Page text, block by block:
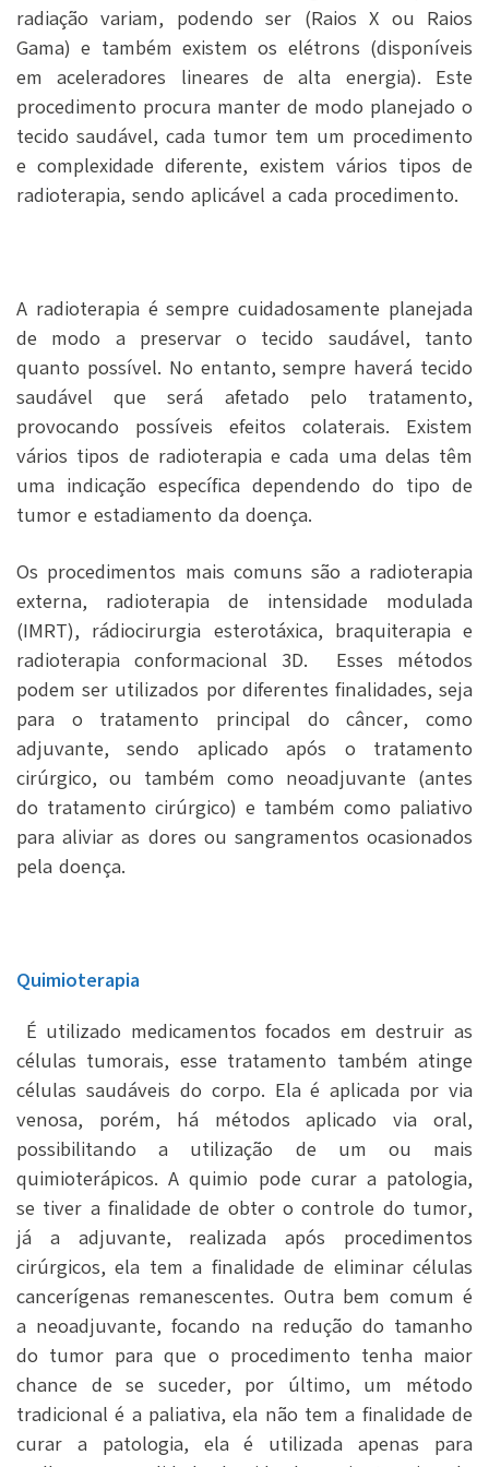
radiação variam, podendo ser (Raios X ou Raios
Gama) e também existem os elétrons (disponíveis
em aceleradores lineares de alta energia). Este
procedimento procura manter de modo planejado o
tecido saudável, cada tumor tem um procedimento
e complexidade diferente, existem vários tipos de
radioterapia, sendo aplicável a cada procedimento.
A radioterapia é sempre cuidadosamente planejada
de modo a preservar o tecido saudável, tanto
quanto possível. No entanto, sempre haverá tecido
saudável que será afetado pelo tratamento,
provocando possíveis efeitos colaterais. Existem
vários tipos de radioterapia e cada uma delas têm
uma indicação específica dependendo do tipo de
tumor e estadiamento da doença.
Os procedimentos mais comuns são a radioterapia
externa, radioterapia de intensidade modulada
(IMRT), rádiocirurgia esterotáxica, braquiterapia e
radioterapia conformacional 3D. Esses métodos
podem ser utilizados por diferentes finalidades, seja
para o tratamento principal do câncer, como
adjuvante, sendo aplicado após o tratamento
cirúrgico, ou também como neoadjuvante (antes
do tratamento cirúrgico) e também como paliativo
para aliviar as dores ou sangramentos ocasionados
pela doença.
Quimioterapia
É utilizado medicamentos focados em destruir as
células tumorais, esse tratamento também atinge
células saudáveis do corpo. Ela é aplicada por via
venosa, porém, há métodos aplicado via oral,
possibilitando a utilização de um ou mais
quimioterápicos. A quimio pode curar a patologia,
se tiver a finalidade de obter o controle do tumor,
já a adjuvante, realizada após procedimentos
cirúrgicos, ela tem a finalidade de eliminar células
cancerígenas remanescentes. Outra bem comum é
a neoadjuvante, focando na redução do tamanho
do tumor para que o procedimento tenha maior
chance de se suceder, por último, um método
tradicional é a paliativa, ela não tem a finalidade de
curar a patologia, ela é utilizada apenas para